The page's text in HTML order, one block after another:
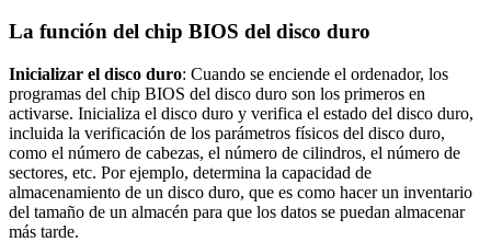
La función del chip BIOS del disco duro
Inicializar el disco duro: Cuando se enciende el ordenador, los
programas del chip BIOS del disco duro son los primeros en
activarse. Inicializa el disco duro y verifica el estado del disco duro,
incluida la verificación de los parámetros físicos del disco duro,
como el número de cabezas, el número de cilindros, el número de
sectores, etc. Por ejemplo, determina la capacidad de
almacenamiento de un disco duro, que es como hacer un inventario
del tamaño de un almacén para que los datos se puedan almacenar
más tarde.